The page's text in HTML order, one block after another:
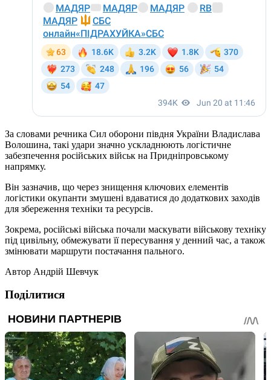
За словами речника Сил оборони півдня України Владислава
Волошина, такі удари значно ускладнюють логістичне
забезпечення російських військ на Придніпровському
напрямку.
Він зазначив, що через знищення ключових елементів
логістики окупанти змушені вдаватися до додаткових заходів
для збереження техніки та ресурсів.
Зокрема, російські війська почали маскувати військову техніку
під цивільну, обмежувати її пересування у денний час, а також
змінювати маршрути постачання пального.
Автор Андрій Шевчук
Поділитися